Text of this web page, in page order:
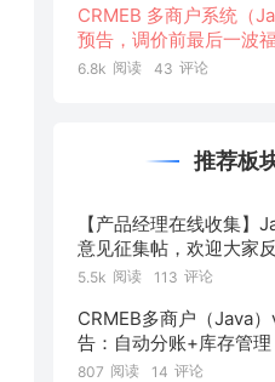
CRMEB 多商户系统（
预告，调价前最后一波
6.8k 阅读 43 评论
推荐板
【产品经理在线收集】
意见征集帖，欢迎大家
5.5k 阅读 113 评论
CRMEB多商户（Java
告：自动分账+库存管
管好“钱和货”！
807 阅读 14 评论